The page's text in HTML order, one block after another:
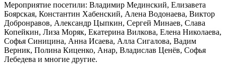
Мероприятие посетили: Владимир Мединский, Елизавета
Боярская, Константин Хабенский, Алена Водонаева, Виктор
Добронравов, Александр Цыпкин, Сергей Минаев, Слава
Копейкин, Лиза Моряк, Екатерина Вилкова, Елена Николаева,
Софья Синицина, Анна Исаева, Алла Сигалова, Вадим
Верник, Полина Киценко, Анар, Владислав Ценёв, Софья
Лебедева и многие другие.